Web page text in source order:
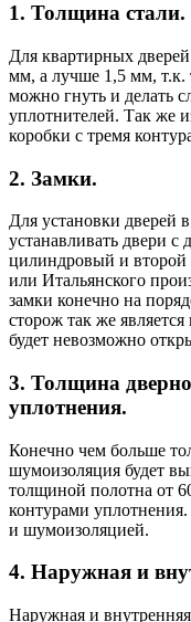
1. Толщина стали.
Для квартирных
мм, а лучше 1,5 мм, т.к.
можно гнуть и делать
уплотнителей. Так же
коробки с тремя
2. Замки.
Для установки дверей
устанавливать двери
цилиндровый и второй
или Итальянского
замки конечно на
сторож так же
будет невозможно
3. Толщина
уплотнения.
Конечно чем больше
шумоизоляция будет
толщиной полотна от
контурами
и шумоизоляцией.
4. Наружная и
Наружная и